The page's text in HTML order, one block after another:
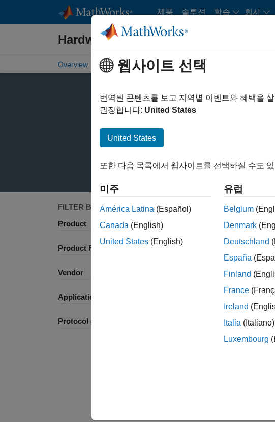
콘텐츠로 바로 가기
제품 솔루션 학습 회사
Hardware Support
Overview Search Hardware Support Request Hardware Support
FILTER BY
Product
Product Family and Category
Vendor
Application
Protocol or Standard
웹사이트 선택
번역된 콘텐츠를 보고 지역별 이벤트와 혜택을
권장합니다: United States
United States
또한 다음 목록에서 웹사이트를 선택하실 수도
미주
América Latina (Español)
Canada (English)
United States (English)
유럽
Belgium
Denmark
Deutschland
España
Finland
France
Ireland
Italia (Italiano)
Luxembourg